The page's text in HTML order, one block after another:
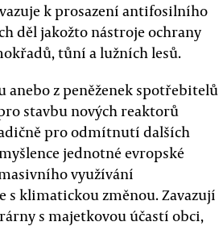
k prosazení antifosilního
děl jakožto nástroje ochrany
tůní a lužních lesů.
z peněženek spotřebitelů
stavbu nových reaktorů
pro odmítnutí dalších
jednotné evropské
využívání
klimatickou změnou. Zavazují
s majetkovou účastí obci,